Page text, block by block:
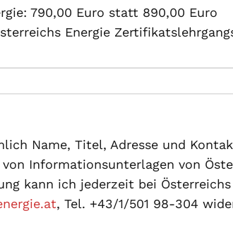
790,00 Euro statt 890,00 Euro
Energie
Name, Titel, Adresse und
Informationsunterlagen von
kann ich jederzeit bei
, Tel. +43/1/501 98-304